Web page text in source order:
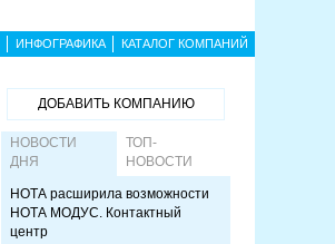
ИНФОГРАФИКА КАТАЛОГ КОМПАНИЙ
ДОБАВИТЬ КОМПАНИЮ
НОВОСТИ
ДНЯ
ТОП-
НОВОСТИ
НОТА расширила возможности
НОТА МОДУС. Контактный
центр